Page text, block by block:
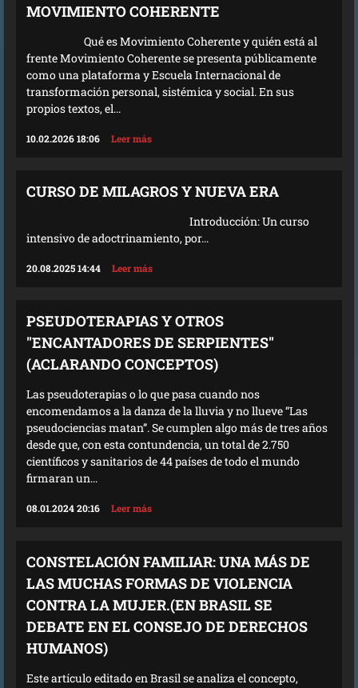
MOVIMIENTO COHERENTE
Qué es Movimiento Coherente y quién está al
frente Movimiento Coherente se presenta públicamente
como una plataforma y Escuela Internacional de
transformación personal, sistémica y social. En sus
propios textos, el...
10.02.2026 18:06 Leer más
CURSO DE MILAGROS Y NUEVA ERA
Introducción: Un curso
intensivo de adoctrinamiento, por...
20.08.2025 14:44 Leer más
PSEUDOTERAPIAS Y OTROS
"ENCANTADORES DE SERPIENTES"
(ACLARANDO CONCEPTOS)
Las pseudoterapias o lo que pasa cuando nos
encomendamos a la danza de la lluvia y no llueve “Las
pseudociencias matan”. Se cumplen algo más de tres años
desde que, con esta contundencia, un total de 2.750
científicos y sanitarios de 44 países de todo el mundo
firmaran un...
08.01.2024 20:16 Leer más
CONSTELACIÓN FAMILIAR: UNA MÁS DE
LAS MUCHAS FORMAS DE VIOLENCIA
CONTRA LA MUJER.(EN BRASIL SE
DEBATE EN EL CONSEJO DE DERECHOS
HUMANOS)
Este artículo editado en Brasil se analiza el concepto,